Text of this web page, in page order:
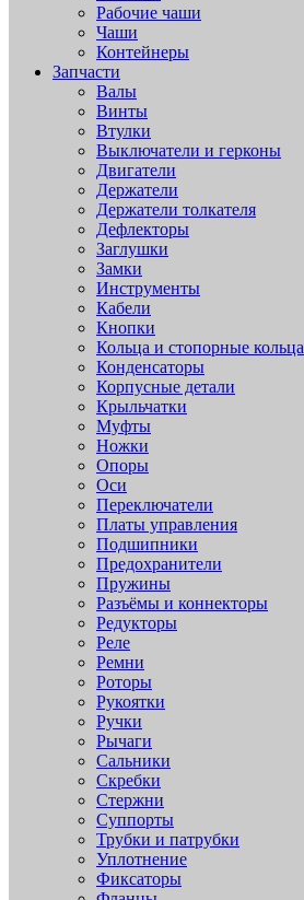
Рабочие чаши
Чаши
Контейнеры
Запчасти
Валы
Винты
Втулки
Выключатели и герконы
Двигатели
Держатели
Держатели толкателя
Дефлекторы
Заглушки
Замки
Инструменты
Кабели
Кнопки
Кольца и стопорные кольца
Конденсаторы
Корпусные детали
Крыльчатки
Муфты
Ножки
Опоры
Оси
Переключатели
Платы управления
Подшипники
Предохранители
Пружины
Разъёмы и коннекторы
Редукторы
Реле
Ремни
Роторы
Рукоятки
Ручки
Рычаги
Сальники
Скребки
Стержни
Суппорты
Трубки и патрубки
Уплотнение
Фиксаторы